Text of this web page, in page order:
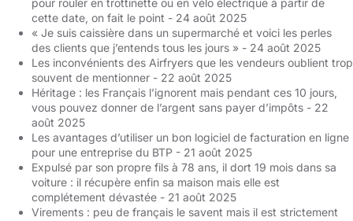
cette date, on fait le point - 24 août 2025
« Je suis caissière dans un supermarché et voici les perles
des clients que j’entends tous les jours » - 24 août 2025
Les inconvénients des Airfryers que les vendeurs oublient trop
souvent de mentionner - 22 août 2025
Héritage : les Français l’ignorent mais pendant ces 10 jours,
vous pouvez donner de l’argent sans payer d’impôts - 22
août 2025
Les avantages d’utiliser un bon logiciel de facturation en ligne
pour une entreprise du BTP - 21 août 2025
Expulsé par son propre fils à 78 ans, il dort 19 mois dans sa
voiture : il récupère enfin sa maison mais elle est
complétement dévastée - 21 août 2025
Virements : peu de français le savent mais il est strictement